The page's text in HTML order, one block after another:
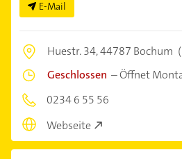
E-Mail
Huestr. 34,44787 Bochum
Geschlossen –Öffnet
0234 6 55 56
Webseite